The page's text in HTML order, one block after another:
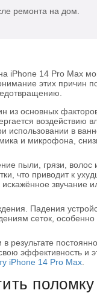
ремонта на дом.
iPhone 14 Pro Max
этих причин
из основных
воздействию
использовании в
и микрофона,
пыли, грязи, волос
что приводит к
звучание
Падения
сеток,
результате
эффективность и
iPhone 14 Pro Max.
поломку